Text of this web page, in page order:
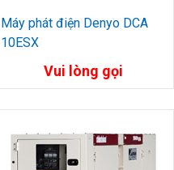
Máy phát điện Denyo DCA
10ESX
Vui lòng gọi